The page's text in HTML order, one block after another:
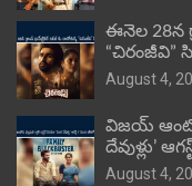
ఈనెల 28న
August 4,
విజ‌య్
దేవుళ్లు’
August 4,